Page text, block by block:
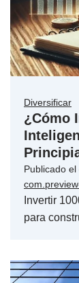
Diversificar
¿Cómo
Publicado el
Invertir
para